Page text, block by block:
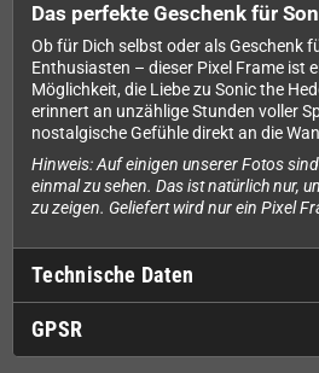
Das perfekte Geschenk für
Ob für Dich selbst oder als Geschenk
Enthusiasten – dieser Pixel Frame ist
Möglichkeit, die Liebe zu Sonic the
erinnert an unzählige Stunden voller
nostalgische Gefühle direkt an die
Hinweis: Auf einigen unserer Fotos
einmal zu sehen. Das ist natürlich nur,
zu zeigen. Geliefert wird nur ein Pixel
Technische Daten
GPSR